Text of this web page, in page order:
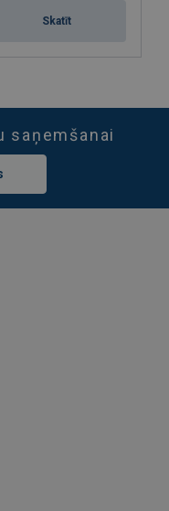
Skatīt
saņemšanai